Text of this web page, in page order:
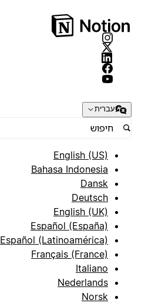
עברית
English (US)
Bahasa Indonesia
Dansk
Deutsch
English (UK)
Español (España)
Español (Latinoamérica)
Français (France)
Italiano
Nederlands
Norsk